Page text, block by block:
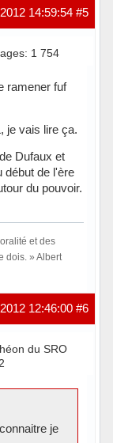
#5
14:59:54
1 754
ramener fuf
je vais lire ça.
Dufaux et
début de l'ère
du pouvoir.
et des
dois. » Albert
#6
12:46:00
du SRO
je